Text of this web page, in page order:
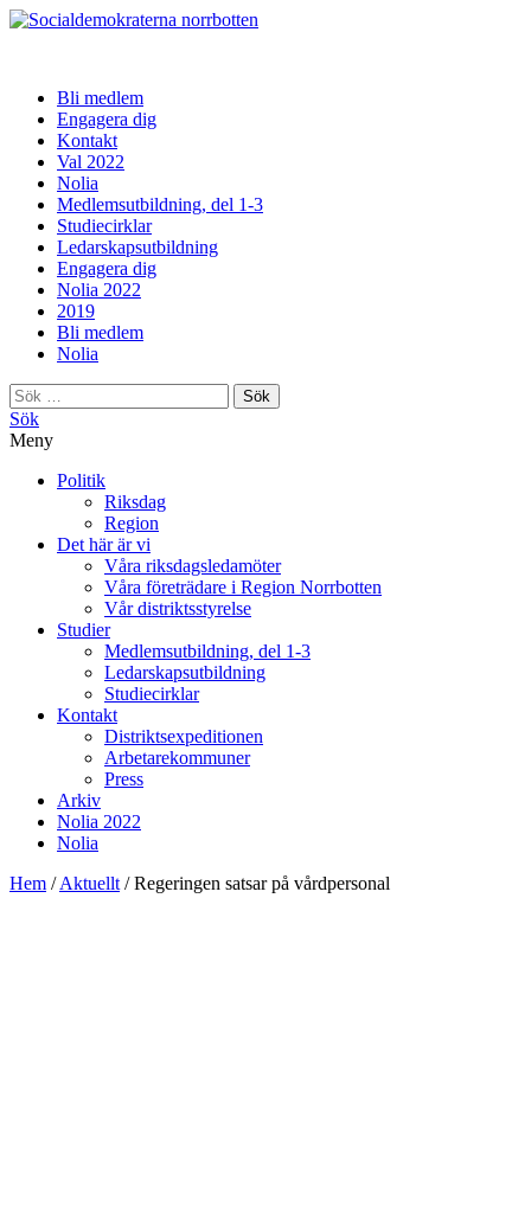
norrbotten
Bli medlem
Engagera dig
Kontakt
Val 2022
Nolia
Medlemsutbildning, del 1-3
Studiecirklar
Ledarskapsutbildning
Engagera dig
Nolia 2022
2019
Bli medlem
Nolia
Sök
efter:
Sök
Meny
Politik
Riksdag
Region
Det här är vi
Våra riksdagsledamöter
Våra företrädare i Region Norrbotten
Vår distriktsstyrelse
Studier
Medlemsutbildning, del 1-3
Ledarskapsutbildning
Studiecirklar
Kontakt
Distriktsexpeditionen
Arbetarekommuner
Press
Arkiv
Nolia 2022
Nolia
Hem /Aktuellt /Regeringen satsar på vårdpersonal